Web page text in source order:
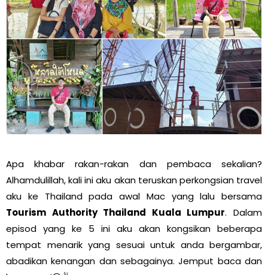
Apa khabar rakan-rakan dan pembaca sekalian?
Alhamdulillah, kali ini aku akan teruskan perkongsian travel
aku ke Thailand pada awal Mac yang lalu bersama
Tourism Authority Thailand Kuala Lumpur. Dalam
episod yang ke 5 ini aku akan kongsikan beberapa
tempat menarik yang sesuai untuk anda bergambar,
abadikan kenangan dan sebagainya. Jemput baca dan